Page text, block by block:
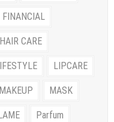
FINANCIAL
HAIR CARE
LIPCARE
MAKEUP MASK
Parfum